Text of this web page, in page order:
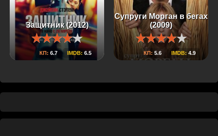
Защитник (2012)
КП: 6.7 IMDB: 6.5
Супруги Морган в бегах
(2009)
КП: 5.6 IMDB: 4.9